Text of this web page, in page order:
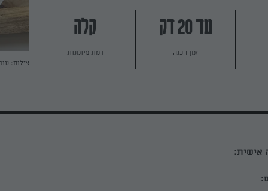
עד 20 דק
זמן הכנה
קלה
רמת מיומנות
צילום:
אישית: